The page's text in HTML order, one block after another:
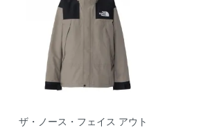
ザ・ノース・フェイス アウト